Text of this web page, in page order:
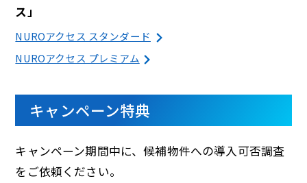
ス」
NUROアクセス スタンダード
NUROアクセス プレミアム
キャンペーン特典
キャンペーン期間中に、候補物件への導入可否調査
をご依頼ください。